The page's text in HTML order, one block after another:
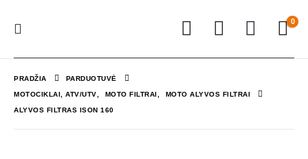
0
PRADŽIA PARDUOTUVĖ
MOTOCIKLAI, ATV/UTV MOTO FILTRAI MOTO ALYVOS FILTRAI
ALYVOS FILTRAS ISON 160